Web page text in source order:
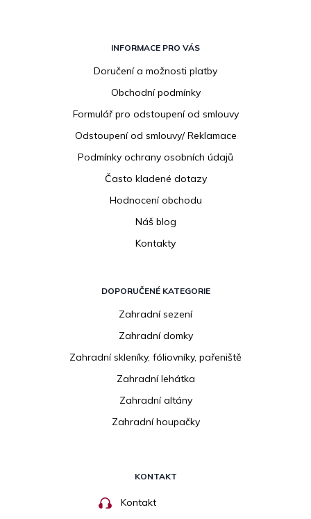
INFORMACE PRO VÁS
Doručení a možnosti platby
Obchodní podmínky
Formulář pro odstoupení od smlouvy
Odstoupení od smlouvy/ Reklamace
Podmínky ochrany osobních údajů
Často kladené dotazy
Hodnocení obchodu
Náš blog
Kontakty
DOPORUČENÉ KATEGORIE
Zahradní sezení
Zahradní domky
Zahradní skleníky, fóliovníky, pařeniště
Zahradní lehátka
Zahradní altány
Zahradní houpačky
KONTAKT
Kontakt